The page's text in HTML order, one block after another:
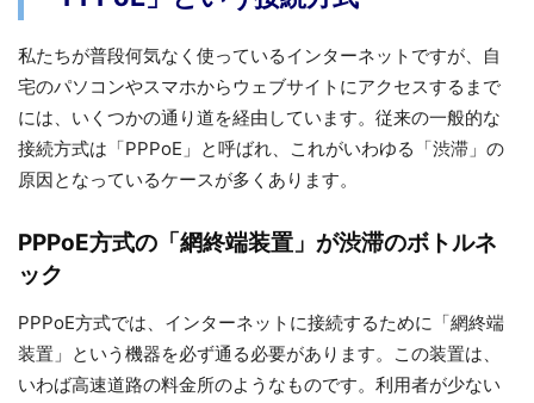
私たちが普段何気なく使っているインターネットですが、自
宅のパソコンやスマホからウェブサイトにアクセスするまで
には、いくつかの通り道を経由しています。従来の一般的な
接続方式は「PPPoE」と呼ばれ、これがいわゆる「渋滞」の
原因となっているケースが多くあります。
PPPoE方式の「網終端装置」が渋滞のボトルネ
ック
PPPoE方式では、インターネットに接続するために「網終端
装置」という機器を必ず通る必要があります。この装置は、
いわば高速道路の料金所のようなものです。利用者が少ない